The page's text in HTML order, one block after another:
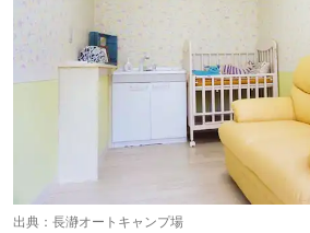
出典： 長瀞オートキャンプ場